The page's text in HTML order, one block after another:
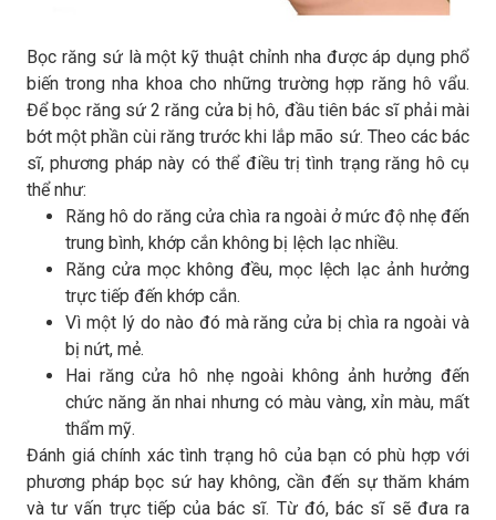
Bọc răng sứ là một kỹ thuật chỉnh nha được áp dụng phổ
biến trong nha khoa cho những trường hợp răng hô vẩu.
Để bọc răng sứ 2 răng cửa bị hô, đầu tiên bác sĩ phải mài
bớt một phần cùi răng trước khi lắp mão sứ. Theo các bác
sĩ, phương pháp này có thể điều trị tình trạng răng hô cụ
thể như:
Răng hô do răng cửa chìa ra ngoài ở mức độ nhẹ đến
trung bình, khớp cắn không bị lệch lạc nhiều.
Răng cửa mọc không đều, mọc lệch lạc ảnh hưởng
trực tiếp đến khớp cắn.
Vì một lý do nào đó mà răng cửa bị chìa ra ngoài và
bị nứt, mẻ.
Hai răng cửa hô nhẹ ngoài không ảnh hưởng đến
chức năng ăn nhai nhưng có màu vàng, xỉn màu, mất
thẩm mỹ.
Đánh giá chính xác tình trạng hô của bạn có phù hợp với
phương pháp bọc sứ hay không, cần đến sự thăm khám
và tư vấn trực tiếp của bác sĩ. Từ đó, bác sĩ sẽ đưa ra